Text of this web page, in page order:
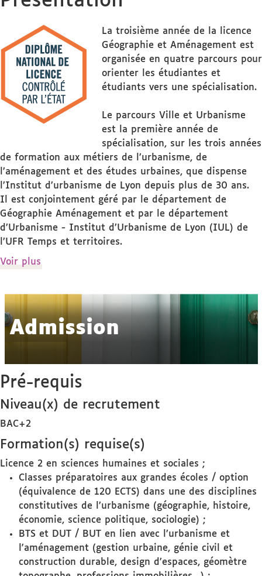
La troisième année de la licence
Géographie et Aménagement est
organisée en quatre parcours pour
orienter les étudiantes et
étudiants vers une spécialisation.
Le parcours Ville et Urbanisme
est la première année de
spécialisation, sur les trois années
de formation aux métiers de l’urbanisme, de
l’aménagement et des études urbaines, que dispense
l’Institut d’urbanisme de Lyon depuis plus de 30 ans.
Il est conjointement géré par le département de
Géographie Aménagement et par le département
d’Urbanisme - Institut d’Urbanisme de Lyon (IUL) de
l’UFR Temps et territoires.
Voir plus
Admission
Pré-requis
Niveau(x) de recrutement
BAC+2
Formation(s) requise(s)
Licence 2 en sciences humaines et sociales ;
Classes préparatoires aux grandes écoles / option
(équivalence de 120 ECTS) dans une des disciplines
constitutives de l’urbanisme (géographie, histoire,
économie, science politique, sociologie) ;
BTS et DUT / BUT en lien avec l’urbanisme et
l'aménagement (gestion urbaine, génie civil et
construction durable, design d’espaces, géomètre